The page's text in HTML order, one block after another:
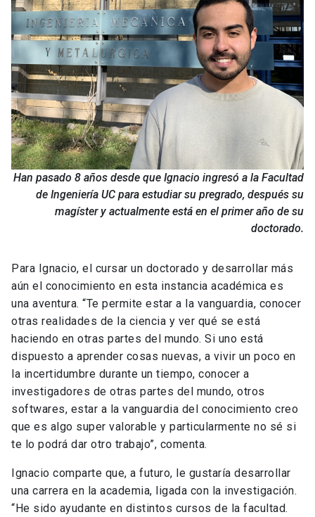
Han pasado 8 años desde que Ignacio ingresó a la Facultad
de Ingeniería UC para estudiar su pregrado, después su
magíster y actualmente está en el primer año de su
doctorado.
Para Ignacio, el cursar un doctorado y desarrollar más
aún el conocimiento en esta instancia académica es
una aventura. “Te permite estar a la vanguardia, conocer
otras realidades de la ciencia y ver qué se está
haciendo en otras partes del mundo. Si uno está
dispuesto a aprender cosas nuevas, a vivir un poco en
la incertidumbre durante un tiempo, conocer a
investigadores de otras partes del mundo, otros
softwares, estar a la vanguardia del conocimiento creo
que es algo super valorable y particularmente no sé si
te lo podrá dar otro trabajo”, comenta.
Ignacio comparte que, a futuro, le gustaría desarrollar
una carrera en la academia, ligada con la investigación.
“He sido ayudante en distintos cursos de la facultad.